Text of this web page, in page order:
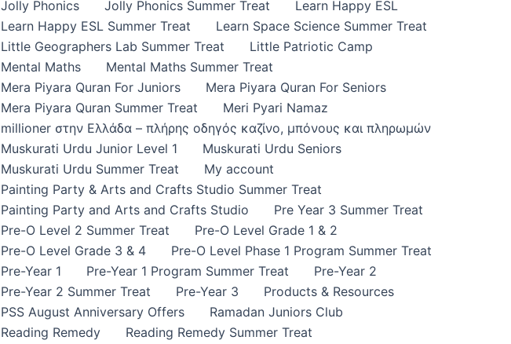
Jolly Phonics
Jolly Phonics Summer Treat
Learn Happy ESL
Learn Happy ESL Summer Treat
Learn Space Science Summer Treat
Little Geographers Lab Summer Treat
Little Patriotic Camp
Mental Maths
Mental Maths Summer Treat
Mera Piyara Quran For Juniors
Mera Piyara Quran For Seniors
Mera Piyara Quran Summer Treat
Meri Pyari Namaz
millioner στην Ελλάδα – πλήρης οδηγός καζίνο, μπόνους και πληρωμών
Muskurati Urdu Junior Level 1
Muskurati Urdu Seniors
Muskurati Urdu Summer Treat
My account
Painting Party & Arts and Crafts Studio Summer Treat
Painting Party and Arts and Crafts Studio
Pre Year 3 Summer Treat
Pre-O Level 2 Summer Treat
Pre-O Level Grade 1 & 2
Pre-O Level Grade 3 & 4
Pre-O Level Phase 1 Program Summer Treat
Pre-Year 1
Pre-Year 1 Program Summer Treat
Pre-Year 2
Pre-Year 2 Summer Treat
Pre-Year 3
Products & Resources
PSS August Anniversary Offers
Ramadan Juniors Club
Reading Remedy
Reading Remedy Summer Treat